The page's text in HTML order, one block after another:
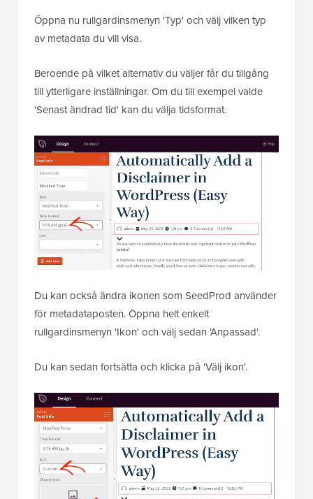
Öppna nu rullgardinsmenyn 'Typ' och välj vilken typ
av metadata du vill visa.
Beroende på vilket alternativ du väljer får du tillgång
till ytterligare inställningar. Om du till exempel valde
'Senast ändrad tid' kan du välja tidsformat.
Du kan också ändra ikonen som SeedProd använder
för metadataposten. Öppna helt enkelt
rullgardinsmenyn 'Ikon' och välj sedan 'Anpassad'.
Du kan sedan fortsätta och klicka på 'Välj ikon'.